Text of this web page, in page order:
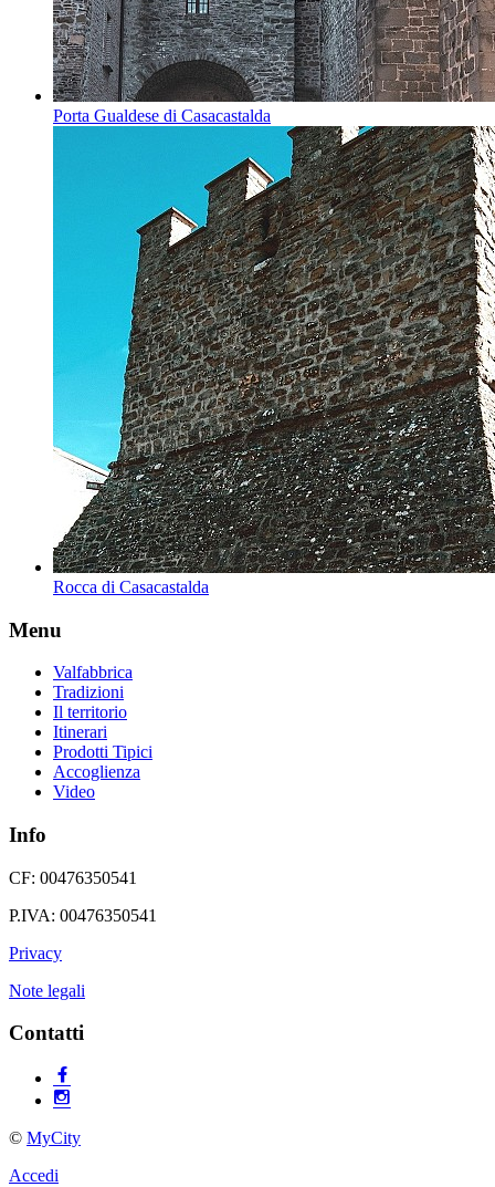
Porta Gualdese di Casacastalda
Rocca di Casacastalda
Menu
Valfabbrica
Tradizioni
Il territorio
Itinerari
Prodotti Tipici
Accoglienza
Video
Info
CF: 00476350541
P.IVA: 00476350541
Privacy
Note legali
Contatti
© MyCity
Accedi